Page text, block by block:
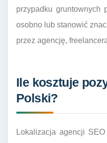
przypadku gruntownych
osobno lub stanowić
przez agencję,
Ile kosztuje
Polski?
Lokalizacja agencji